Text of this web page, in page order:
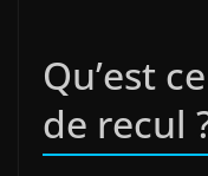
Qu’est
de recul